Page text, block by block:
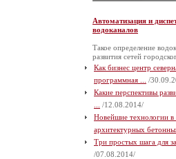
Автоматизация и
водоканалов
Такое определение
развития сетей
Как бизнес центр
программная ...
/
Какие перспективы
/12.08.2014/
Новейшие технологии в
архитектурных
Три простых шага для
/07.08.2014/